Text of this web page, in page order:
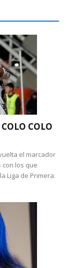
COLO
el marcador
con los que
Liga de Primera.